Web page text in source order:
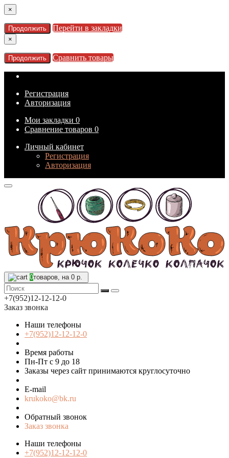
×
Продолжить Перейти в закладки
×
Продолжить Сравнить товары
Регистрация
Авторизация
Мои закладки 0
Сравнение товаров 0
Личный кабинет
Регистрация
Авторизация
0товаров, на 0 р.
+7(952)12-12-12-0
Заказ звонка
Наши телефоны
+7(952)12-12-12-0
Время работы
Пн-Пт с 9 до 18
Заказы через сайт принимаются круглосуточно
E-mail
krukoko@bk.ru
Обратный звонок
Заказ звонка
Наши телефоны
+7(952)12-12-12-0